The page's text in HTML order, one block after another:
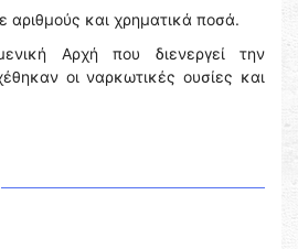
αριθμούς και χρηματικά ποσά.
Αρχή που διενεργεί την
οι ναρκωτικές ουσίες και